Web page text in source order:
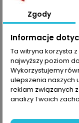
OPIS
Jeśli lubisz
Diany Robótki
Zgody
Informacje
Ta witryna korzysta
najwyższy poziom
Wykorzystujemy
ulepszenia naszych
reklam związanych
analizy Twoich